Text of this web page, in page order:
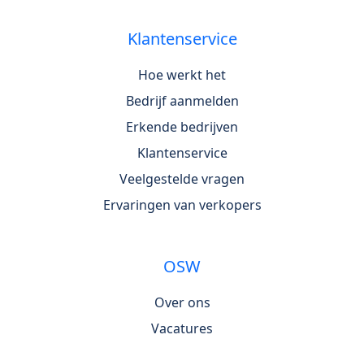
Klantenservice
Hoe werkt het
Bedrijf aanmelden
Erkende bedrijven
Klantenservice
Veelgestelde vragen
Ervaringen van verkopers
OSW
Over ons
Vacatures